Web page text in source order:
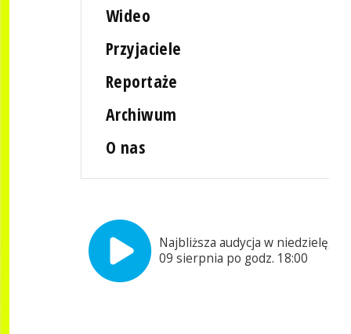
Wideo
Przyjaciele
Reportaże
Archiwum
O nas
Najbliższa audycja w niedzielę,
09 sierpnia po godz. 18:00